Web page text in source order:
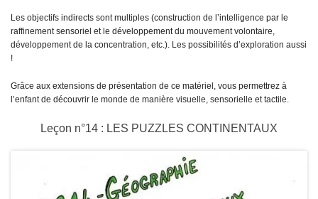
Les objectifs indirects sont multiples (construction de l’intelligence par le
raffinement sensoriel et le développement du mouvement volontaire,
développement de la concentration, etc.). Les possibilités d’exploration aussi
!
Grâce aux extensions de présentation de ce matériel, vous permettrez à
l’enfant de découvrir le monde de manière visuelle, sensorielle et tactile.
Leçon n°14 : LES PUZZLES CONTINENTAUX